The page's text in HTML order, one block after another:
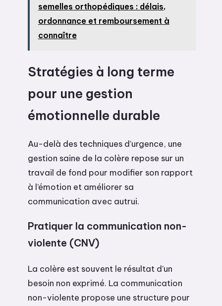
semelles orthopédiques : délais,
ordonnance et remboursement à
connaître
Stratégies à long terme
pour une gestion
émotionnelle durable
Au-delà des techniques d’urgence, une
gestion saine de la colère repose sur un
travail de fond pour modifier son rapport
à l’émotion et améliorer sa
communication avec autrui.
Pratiquer la communication non-
violente (CNV)
La colère est souvent le résultat d’un
besoin non exprimé. La communication
non-violente propose une structure pour